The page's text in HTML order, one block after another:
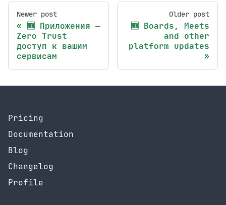
Newer post
🆕 Приложения —
Zero Trust
доступ к вашим
сервисам
Older post
🆕 Boards, Meets
and other
platform updates
Pricing
Documentation
Blog
Changelog
Profile